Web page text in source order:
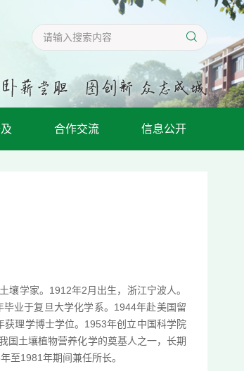
合作交流 信息公开
壤学家。1912年2月出生，浙江宁波人。
业于复旦大学化学系。1944年赴美国留
理学博士学位。1953年创立中国科学院
国土壤植物营养化学的奠基人之一，长期
至1981年期间兼任所长。